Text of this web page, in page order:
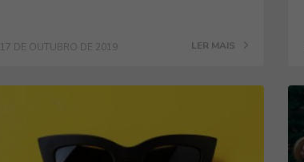
17 DE OUTUBRO DE 2019 LER MAIS